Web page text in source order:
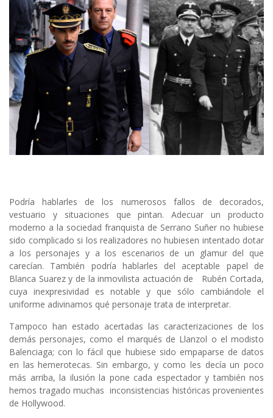
Podría hablarles de los numerosos fallos de decorados,
vestuario y situaciones que pintan. Adecuar un producto
moderno a la sociedad franquista de Serrano Suñer no hubiese
sido complicado si los realizadores no hubiesen intentado dotar
a los personajes y a los escenarios de un glamur del que
carecían. También podría hablarles del aceptable papel de
Blanca Suarez y de la inmovilista actuación de Rubén Cortada,
cuya inexpresividad es notable y que sólo cambiándole el
uniforme adivinamos qué personaje trata de interpretar.
Tampoco han estado acertadas las caracterizaciones de los
demás personajes, como el marqués de Llanzol o el modisto
Balenciaga; con lo fácil que hubiese sido empaparse de datos
en las hemerotecas. Sin embargo, y como les decía un poco
más arriba, la ilusión la pone cada espectador y también nos
hemos tragado muchas inconsistencias históricas provenientes
de Hollywood.